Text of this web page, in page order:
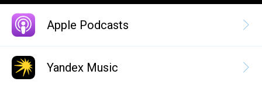
Apple Podcasts
Yandex Music